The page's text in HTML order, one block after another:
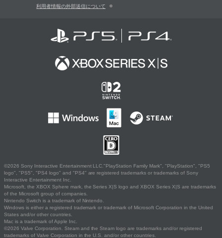
利用者情報の外部送信について
©2026 Sony Interactive Entertainment LLC."PlayStation Family Mark", "PlayStation", "PS5
logo", "PS5", "PS4 logo" and "PS4" are registered trademarks or trademarks of Sony
Interactive Entertainment Inc.
Microsoft, the XBOX Sphere mark, the Series X|S logo and XBOX Series X|S are trademarks
of the Microsoft group of companies.
Nintendo Switch is a trademark of Nintendo.
Windows is either a registered trademark or trademark of Microsoft Corporation in the United
States and/or other countries.
Mac is a trademark of Apple Inc.
©2026 Valve Corporation. Steam and the Steam logo are trademarks and/or registered
trademarks of Valve Corporation in the U.S. and/or other countries.